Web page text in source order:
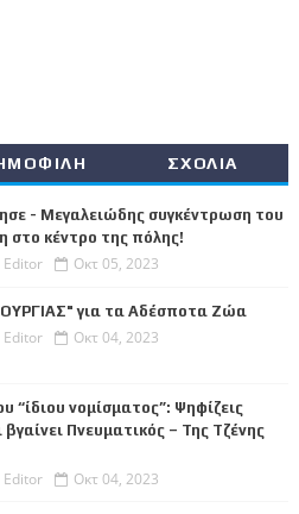
ΣΧΟΛΙΑ
- Μεγαλειώδης συγκέντρωση του
στο κέντρο της πόλης!
Editor Οκτ 05, 2023
για τα Αδέσποτα Ζώα
Editor Οκτ 04, 2023
“ίδιου νομίσματος”: Ψηφίζεις
Πνευματικός – Της Τζένης
Editor Οκτ 04, 2023